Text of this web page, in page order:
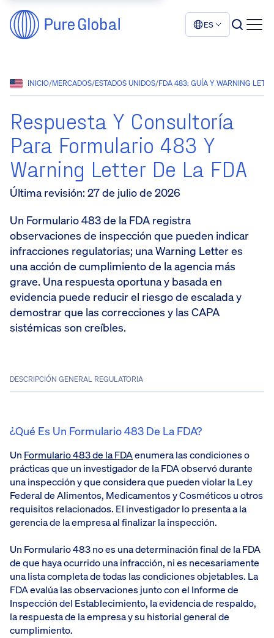
ES
INICIO/MERCADOS/ESTADOS UNIDOS/FDA 483: GUÍA Y WARNING
Respuesta Y Consultoría
Para Formulario 483 Y
Warning Letter De La FDA
Última revisión: 27 de julio de 2026
Un Formulario 483 de la FDA registra
observaciones de inspección que pueden indicar
infracciones regulatorias; una Warning Letter es
una acción de cumplimiento de la agencia más
grave. Una respuesta oportuna y basada en
evidencia puede reducir el riesgo de escalada y
demostrar que las correcciones y las CAPA
sistémicas son creíbles.
DESCRIPCIÓN GENERAL REGULATORIA
¿Qué Es Un Formulario 483 De La FDA?
Un Formulario 483 de la FDAenumera las condiciones o
prácticas que un investigador de la FDA observó durante
una inspección y que considera que pueden violar la Ley
Federal de Alimentos, Medicamentos y Cosméticos u otros
requisitos relacionados. El investigador lo presenta a la
gerencia de la empresa al finalizar la inspección.
Un Formulario 483 no es una determinación final de la FDA
de que haya ocurrido una infracción, ni es necesariamente
una lista completa de todas las condiciones objetables. La
FDA evalúa las observaciones junto con el Informe de
Inspección del Establecimiento, la evidencia de respaldo,
la respuesta de la empresa y su historial general de
cumplimiento.